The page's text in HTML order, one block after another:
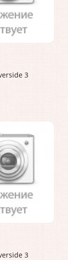
3
3